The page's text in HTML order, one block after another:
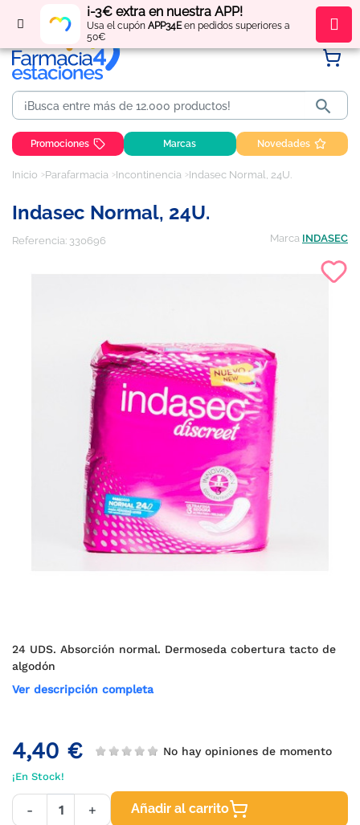
¡-3€ extra en nuestra APP!
Usa el cupón APP34Een pedidos superiores a
50€
Regístratey obténpuntos por tus compras

Promociones Marcas Novedades
Inicio Parafarmacia Incontinencia Indasec Normal, 24U.
Indasec Normal, 24U.
Referencia: 330696 Marca INDASEC
24 UDS. Absorción normal. Dermoseda cobertura tacto de
algodón
Ver descripción completa
4,40 € No hay opiniones de momento
¡En Stock!
- + Añadir al carrito